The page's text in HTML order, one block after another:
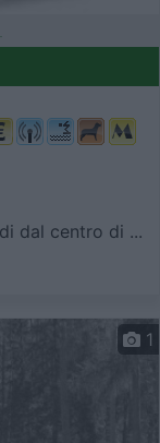
dal centro di ...
1